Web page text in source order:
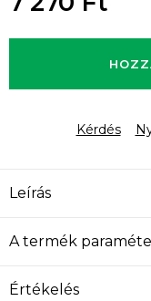
Kérdés
Leírás
A termék
Értékelés